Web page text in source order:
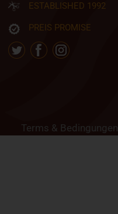
ESTABLISHED 1992
PREIS PROMISE
Terms & Bedingungen